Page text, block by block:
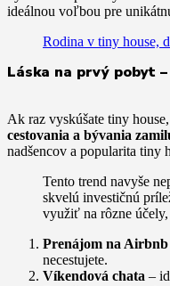
ideálnou voľbou pre
Rodina v tiny house,
Láska na prvý pobyt
Ak raz vyskúšate tiny
cestovania a bývania
nadšencov a popularita tiny
Tento trend navyše
skvelú investičnú
využiť na rôzne
Prenájom na Airbnb
necestujete.
Víkendová chata –